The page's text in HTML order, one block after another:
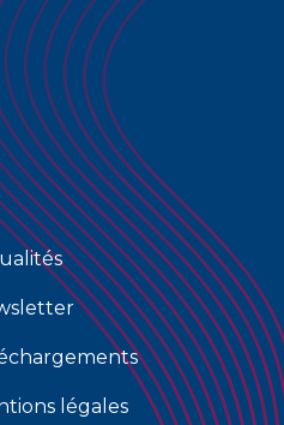
légales